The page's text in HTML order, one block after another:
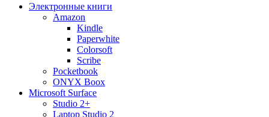
Электронные книги
Amazon
Kindle
Paperwhite
Colorsoft
Scribe
Pocketbook
ONYX Boox
Microsoft Surface
Studio 2+
Laptop Studio 2